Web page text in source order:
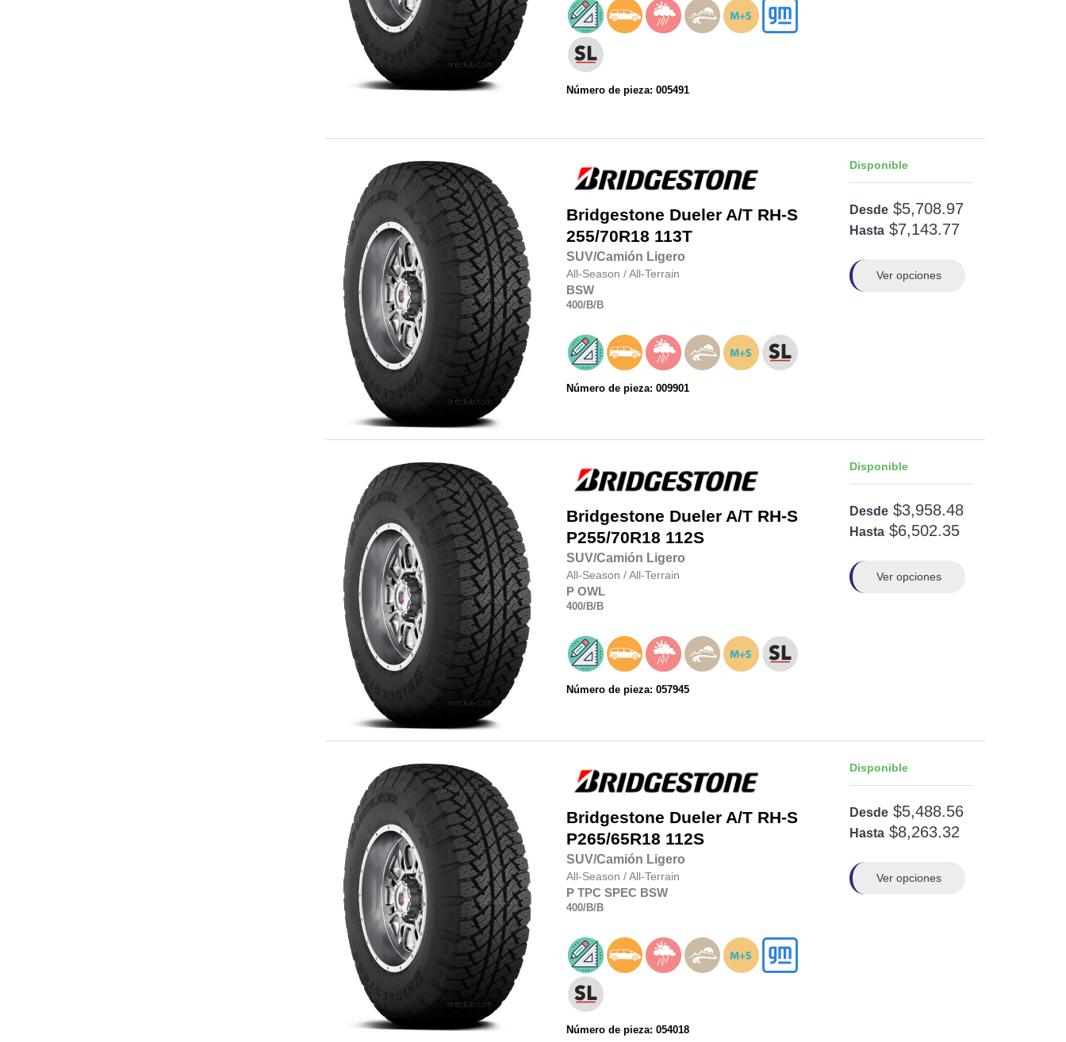
Número de pieza: 005491
Bridgestone Dueler A/T RH-S
255/70R18 113T
SUV/Camión Ligero
All-Season /All-Terrain
BSW
400/B/B
Número de pieza: 009901
Disponible
Desde $5,708.97
Hasta $7,143.77
Ver opciones
Bridgestone Dueler A/T RH-S
P255/70R18 112S
SUV/Camión Ligero
All-Season /All-Terrain
P OWL
400/B/B
Número de pieza: 057945
Disponible
Desde $3,958.48
Hasta $6,502.35
Ver opciones
Bridgestone Dueler A/T RH-S
P265/65R18 112S
SUV/Camión Ligero
All-Season /All-Terrain
P TPC SPEC BSW
400/B/B
Número de pieza: 054018
Disponible
Desde $5,488.56
Hasta $8,263.32
Ver opciones